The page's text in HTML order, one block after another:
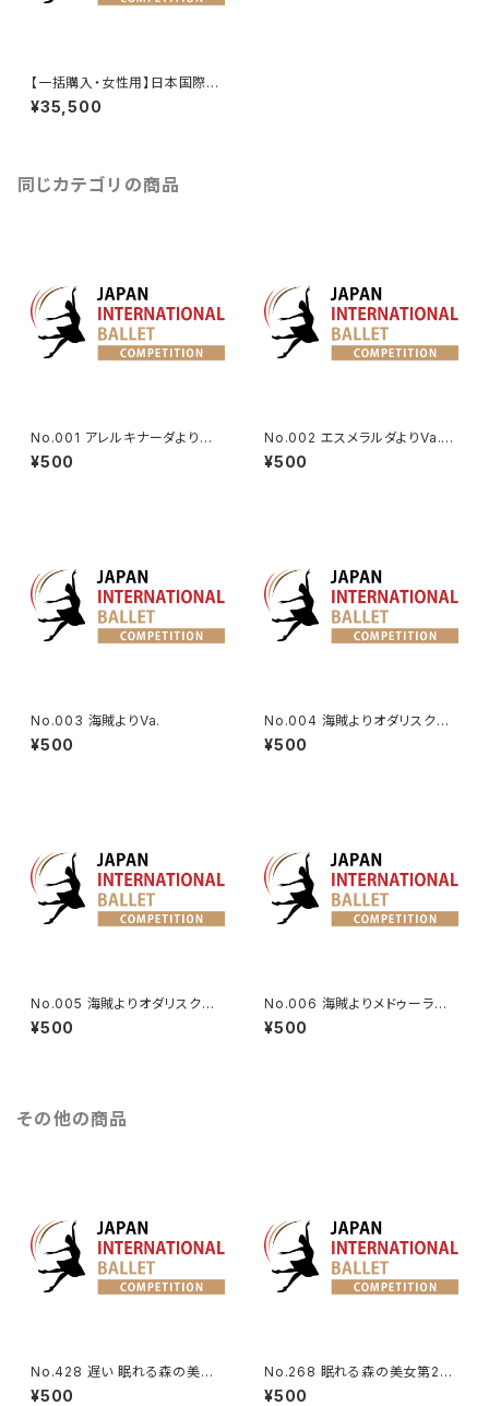
【一括購入・女性用】日本国際バ
レエコンクール課題曲【2026年
版】
¥35,500
同じカテゴリの商品
No.001 アレルキナーダよりコ
ロンビーヌのVa. | Harlequina
de Variation
¥500
No.002 エスメラルダよりVa.(タ
ンバリン)
¥500
No.003 海賊よりVa.
¥500
No.004 海賊よりオダリスクの
第2Va.
¥500
No.005 海賊よりオダリスクの
第3Va.
¥500
No.006 海賊よりメドゥーラのV
a.
¥500
その他の商品
No.428 遅い 眠れる森の美女
第3幕よりオーロラ姫のVa.
¥500
No.268 眠れる森の美女第2幕
よりオーロラ姫のVa (速い)
¥500